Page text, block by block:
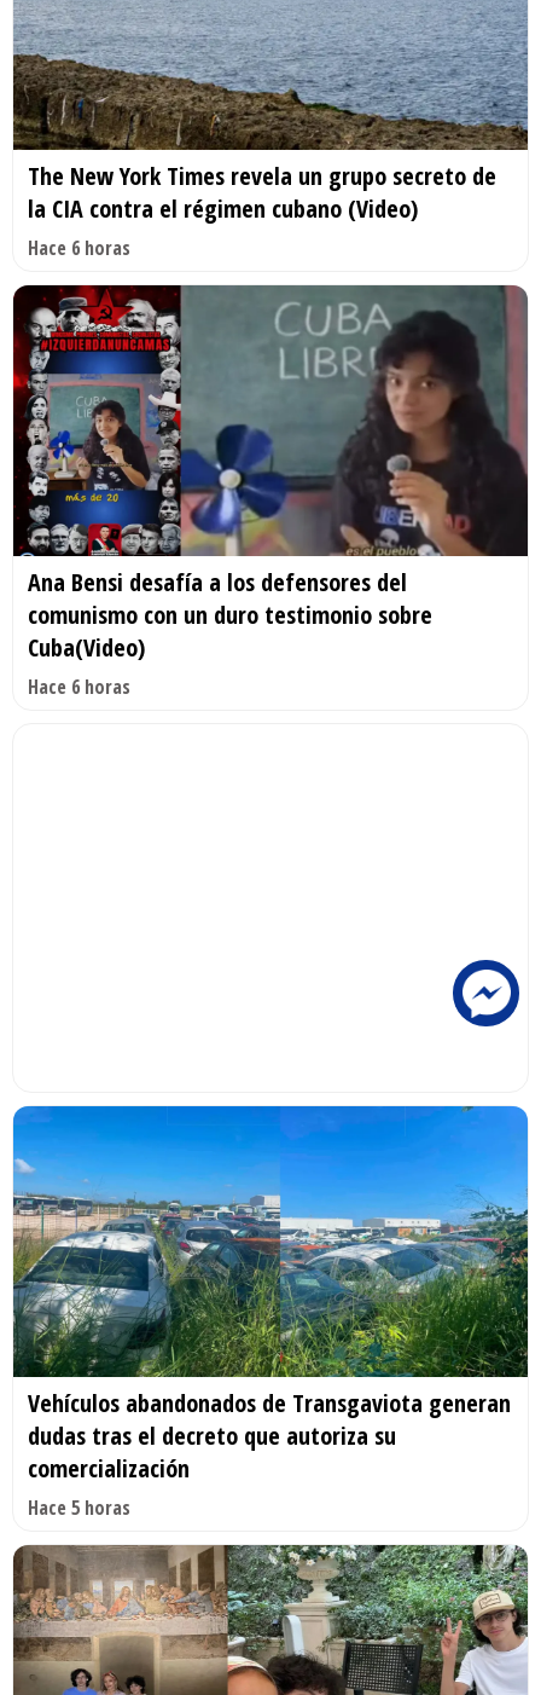
The New York Times revela un grupo secreto de
la CIA contra el régimen cubano (Video)
Hace 6 horas
Ana Bensi desafía a los defensores del
comunismo con un duro testimonio sobre
Cuba(Video)
Hace 6 horas
Vehículos abandonados de Transgaviota generan
dudas tras el decreto que autoriza su
comercialización
Hace 5 horas